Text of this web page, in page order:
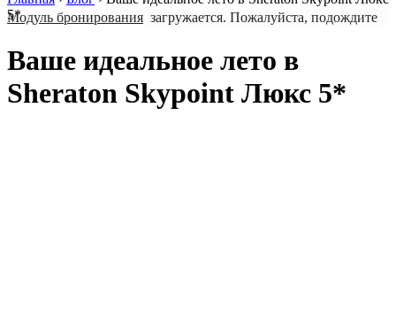
5*
Модуль бронирования загружается. Пожалуйста, подождите
Ваше идеальное лето в
Sheraton Skypoint Люкс 5*